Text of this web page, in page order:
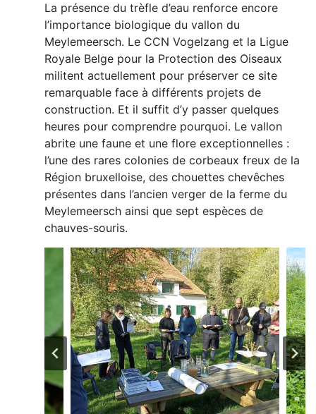
La présence du trèfle d’eau renforce encore
l’importance biologique du vallon du
Meylemeersch. Le CCN Vogelzang et la Ligue
Royale Belge pour la Protection des Oiseaux
militent actuellement pour préserver ce site
remarquable face à différents projets de
construction. Et il suffit d’y passer quelques
heures pour comprendre pourquoi. Le vallon
abrite une faune et une flore exceptionnelles :
l’une des rares colonies de corbeaux freux de la
Région bruxelloise, des chouettes chevêches
présentes dans l’ancien verger de la ferme du
Meylemeersch ainsi que sept espèces de
chauves-souris.